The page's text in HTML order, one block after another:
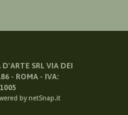
SRL VIA DEI
- ROMA - IVA:
by netSnap.it